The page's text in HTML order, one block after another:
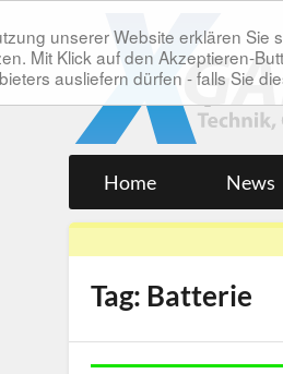
unserer Website erklären
Mit Klick auf den Akzeptieren-
ausliefern dürfen - falls Sie
Home News
Tag: Batterie